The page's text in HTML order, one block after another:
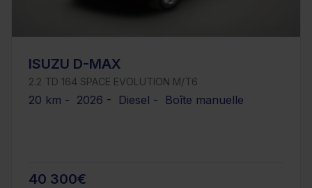
ISUZU D-MAX
2.2 TD 164 SPACE EVOLUTION M/T6
20 km - 2026 - Diesel - Boîte manuelle
40 300€